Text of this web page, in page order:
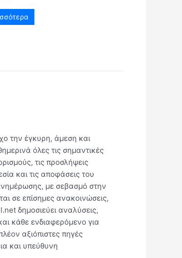
την έγκυρη, άμεση και
όλες τις σημαντικές
τις προσλήψεις
και τις αποφάσεις του
με σεβασμό στην
σε επίσημες ανακοινώσεις,
δημοσιεύει αναλύσεις,
κάθε ενδιαφερόμενο για
αξιόπιστες πηγές
και υπεύθυνη